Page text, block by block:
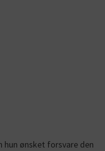
hun ønsket forsvare den